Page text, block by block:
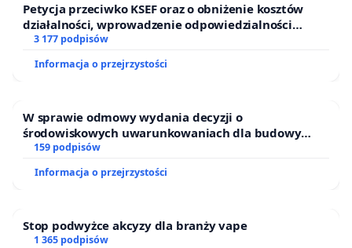
Petycja przeciwko KSEF oraz o obniżenie kosztów
działalności, wprowadzenie odpowiedzialności
finansowej kluczowych urzędników i sędziów
3 177 podpisów
Informacja o przejrzystości
W sprawie odmowy wydania decyzji o
środowiskowych uwarunkowaniach dla budowy
zakładu wytwarzania biometanu „Krynki” w
Ostrowiu Południowym oraz ochrony mieszkańców i
Puszczy Knyszyńskiej
159 podpisów
Informacja o przejrzystości
Stop podwyżce akcyzy dla branży vape
1 365 podpisów